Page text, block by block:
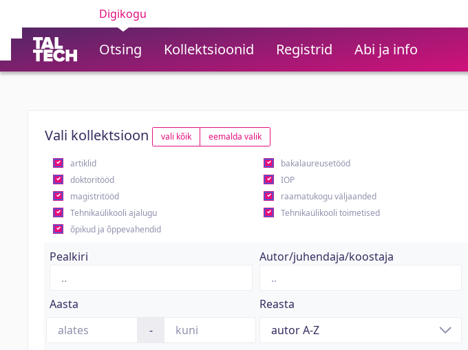
Digikogu
Otsing Kollektsioonid Registrid Abi ja info
Vali kollektsioon vali kõik eemalda valik
artiklid bakalaureusetööd
doktoritööd
IOP
magistritööd
raamatukogu väljaanded
Tehnikaülikooli ajalugu
Tehnikaülikooli toimetised
õpikud ja õppevahendid
Pealkiri Autor/juhendaja/koostaja
Aasta
-
Reasta